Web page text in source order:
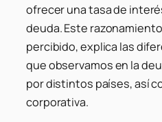
ofrecer una tasa de
deuda. Este
percibido, explica las
que observamos en la
por distintos países, así
corporativa.